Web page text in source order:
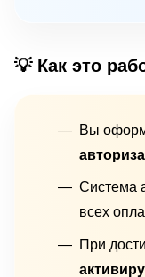
💡 Как это
Вы
Система
всех
При